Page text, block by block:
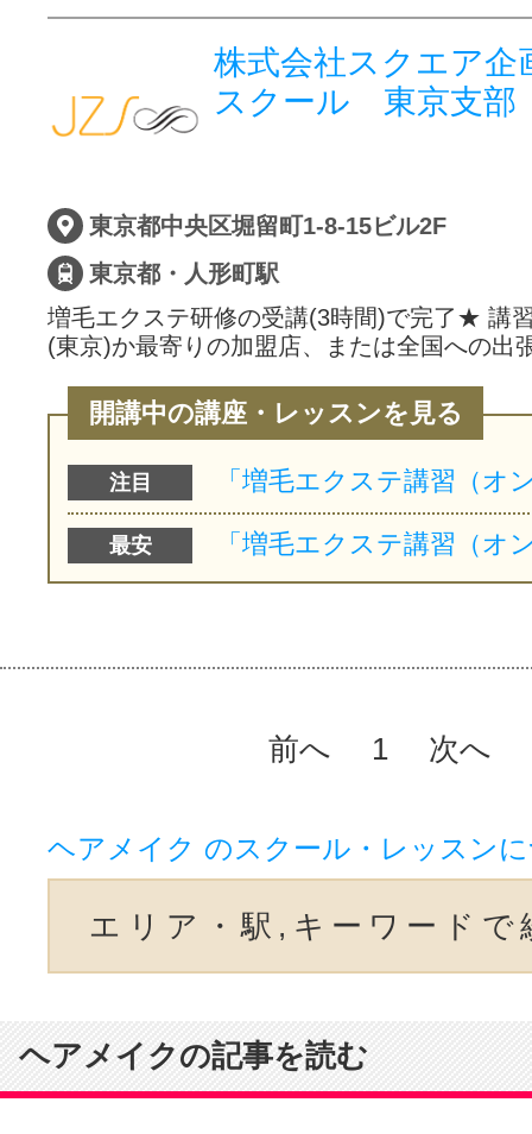
株式会社スクエア企
スクール 東京支部
東京都中央区堀留町1-8-15ビル2F
東京都・人形町駅
増毛エクステ研修の受講(3時間)で完了★ 講
(東京)か最寄りの加盟店、または全国への出
開講中の講座・レッスンを見る
注目
最安
前へ 1 次へ
ヘアメイク のスクール・レッスン
エリア・駅,キーワードで
ヘアメイクの記事を読む